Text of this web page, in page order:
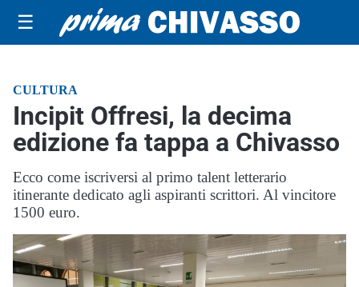
☰
CULTURA
Incipit Offresi, la decima
edizione fa tappa a Chivasso
Ecco come iscriversi al primo talent letterario
itinerante dedicato agli aspiranti scrittori. Al vincitore
1500 euro.